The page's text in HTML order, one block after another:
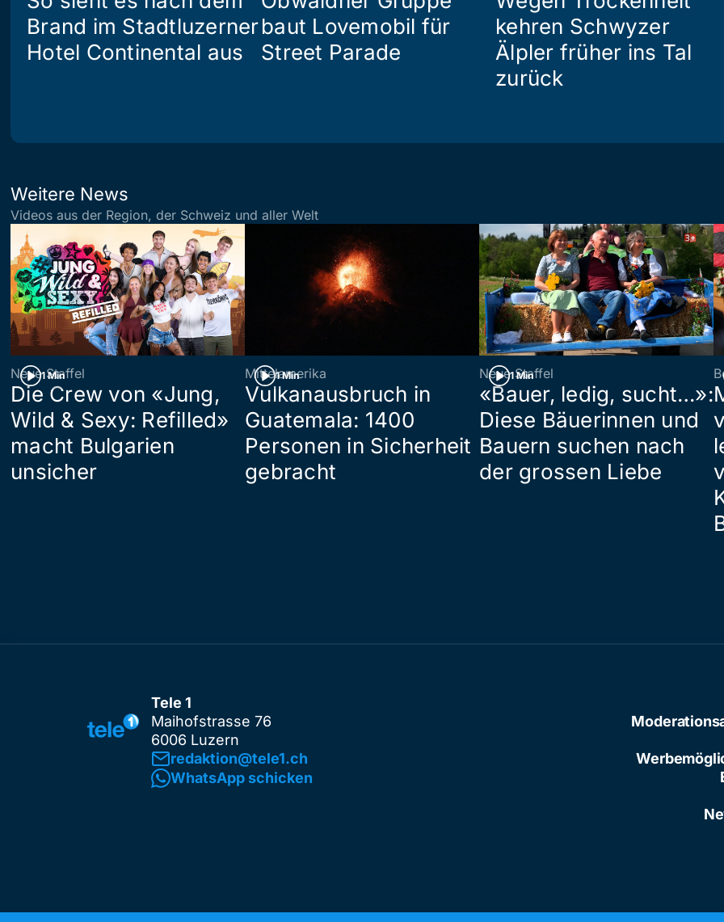
Brand im Stadtluzerner
Hotel Continental aus
baut Lovemobil für
Street Parade
kehren Schwyzer
Älpler früher ins Tal
zurück
Weitere News
Videos aus der Region, der Schweiz und aller Welt
1 Min
Neue Staffel
Die Crew von «Jung,
Wild & Sexy: Refilled»
macht Bulgarien
unsicher
1 Min
Mittelamerika
Vulkanausbruch in
Guatemala: 1400
Personen in Sicherheit
gebracht
1 Min
Neue Staffel
«Bauer, ledig, sucht…»:
Diese Bäuerinnen und
Bauern suchen nach
der grossen Liebe
Tele 1
Maihofstrasse 76
6006 Luzern
redaktion@tele1.ch
WhatsApp schicken